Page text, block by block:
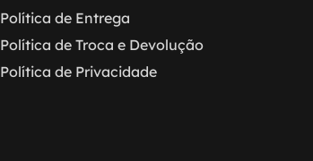
Política de Entrega
Política de Troca e Devolução
Política de Privacidade